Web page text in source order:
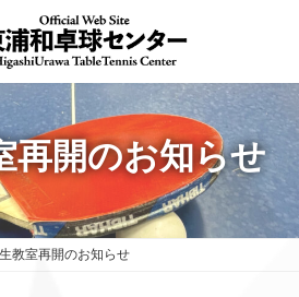
再開のお知らせ
教室再開のお知らせ